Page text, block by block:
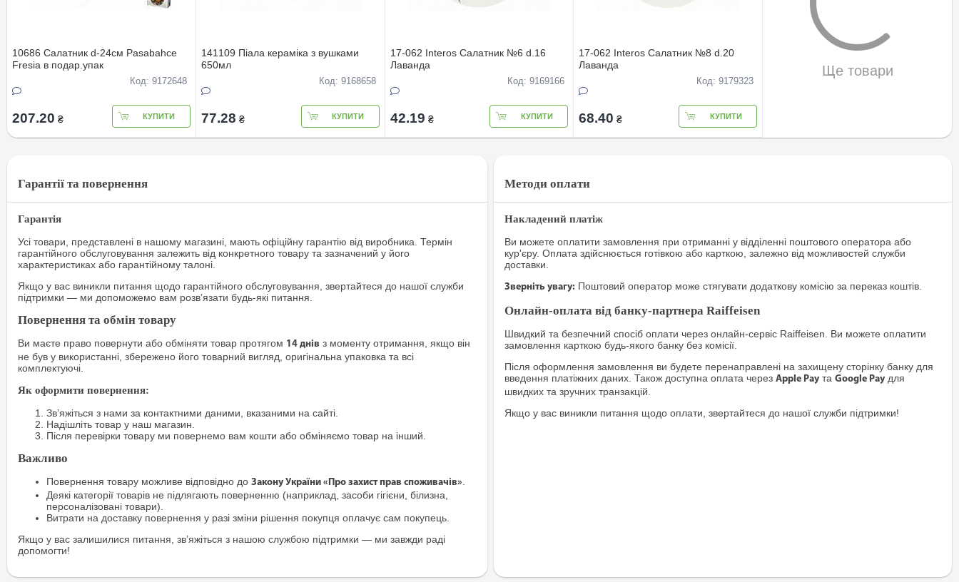
10686 Салатник d-24см Pasabahce
Fresia в подар.упак
Код: 9172648
207.20 ₴ КУПИТИ
141109 Пiала кераміка з вушками
650мл
Код: 9168658
77.28 ₴ КУПИТИ
17-062 Interos Салатник №6 d.16
Лаванда
Код: 9169166
42.19 ₴ КУПИТИ
17-062 Interos Салатник №8 d.20
Лаванда
Код: 9179323
68.40 ₴ КУПИТИ
Ще товари
Гарантії та повернення
Гарантія
Усі товари, представлені в нашому магазині, мають офіційну гарантію від виробника. Термін
гарантійного обслуговування залежить від конкретного товару та зазначений у його
характеристиках або гарантійному талоні.
Якщо у вас виникли питання щодо гарантійного обслуговування, звертайтеся до нашої служби
підтримки — ми допоможемо вам розв’язати будь-які питання.
Повернення та обмін товару
Ви маєте право повернути або обміняти товар протягом 14 днів з моменту отримання, якщо він
не був у використанні, збережено його товарний вигляд, оригінальна упаковка та всі
комплектуючі.
Як оформити повернення:
Зв’яжіться з нами за контактними даними, вказаними на сайті.
Надішліть товар у наш магазин.
Після перевірки товару ми повернемо вам кошти або обміняємо товар на інший.
Важливо
Повернення товару можливе відповідно до Закону України «Про захист прав споживачів»
Деякі категорії товарів не підлягають поверненню (наприклад, засоби гігієни, білизна,
персоналізовані товари).
Витрати на доставку повернення у разі зміни рішення покупця оплачує сам покупець.
Якщо у вас залишилися питання, зв’яжіться з нашою службою підтримки — ми завжди раді
допомогти!
Методи оплати
Накладений платіж
Ви можете оплатити замовлення при отриманні у відділенні поштового оператора або
кур'єру. Оплата здійснюється готівкою або карткою, залежно від можливостей служби
доставки.
Зверніть увагу: Поштовий оператор може стягувати додаткову комісію за переказ коштів.
Онлайн-оплата від банку-партнера Raiffeisen
Швидкий та безпечний спосіб оплати через онлайн-сервіс Raiffeisen. Ви можете оплатити
замовлення карткою будь-якого банку без комісії.
Після оформлення замовлення ви будете перенаправлені на захищену сторінку банку для
введення платіжних даних. Також доступна оплата черезApple Pay таGoogle Pay для
швидких та зручних транзакцій.
Якщо у вас виникли питання щодо оплати, звертайтеся до нашої служби підтримки!